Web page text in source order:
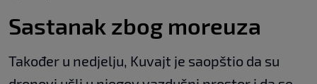
Sastanak zbog moreuza
Također u nedjelju, Kuvajt je saopštio da su